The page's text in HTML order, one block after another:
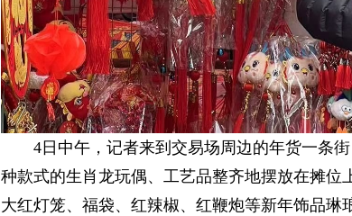
4日中午，记者来到交易场周边的年货一条
种款式的生肖龙玩偶、工艺品整齐地摆放在摊位
大红灯笼、福袋、红辣椒、红鞭炮等新年饰品琳